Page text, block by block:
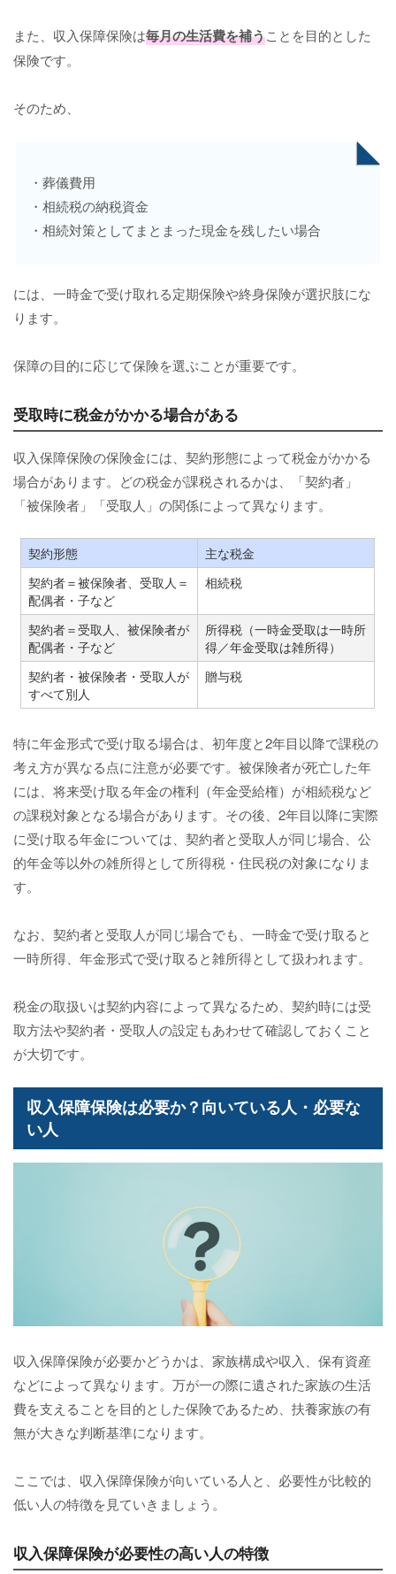
また、収入保障保険は毎月の生活費を補うことを目的とした
保険です。
そのため、
・葬儀費用
・相続税の納税資金
・相続対策としてまとまった現金を残したい場合
には、一時金で受け取れる定期保険や終身保険が選択肢にな
ります。
保障の目的に応じて保険を選ぶことが重要です。
受取時に税金がかかる場合がある
収入保障保険の保険金には、契約形態によって税金がかかる
場合があります。どの税金が課税されるかは、「契約者」
「被保険者」「受取人」の関係によって異なります。
契約形態
主な税金
契約者＝被保険者、受取人＝
配偶者・子など
相続税
契約者＝受取人、被保険者が
配偶者・子など
所得税（一時金受取は一時所
得／年金受取は雑所得）
契約者・被保険者・受取人が
すべて別人
贈与税
特に年金形式で受け取る場合は、初年度と2年目以降で課税の
考え方が異なる点に注意が必要です。被保険者が死亡した年
には、将来受け取る年金の権利（年金受給権）が相続税など
の課税対象となる場合があります。その後、2年目以降に実際
に受け取る年金については、契約者と受取人が同じ場合、公
的年金等以外の雑所得として所得税・住民税の対象になりま
す。
なお、契約者と受取人が同じ場合でも、一時金で受け取ると
一時所得、年金形式で受け取ると雑所得として扱われます。
税金の取扱いは契約内容によって異なるため、契約時には受
取方法や契約者・受取人の設定もあわせて確認しておくこと
が大切です。
収入保障保険は必要か？向いている人・必要な
い人
収入保障保険が必要かどうかは、家族構成や収入、保有資産
などによって異なります。万が一の際に遺された家族の生活
費を支えることを目的とした保険であるため、扶養家族の有
無が大きな判断基準になります。
ここでは、収入保障保険が向いている人と、必要性が比較的
低い人の特徴を見ていきましょう。
収入保障保険が必要性の高い人の特徴